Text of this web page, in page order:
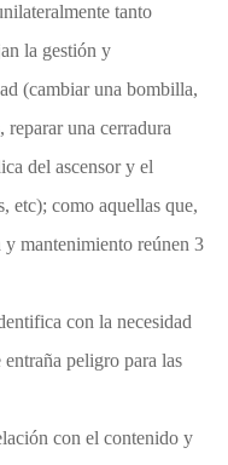
tanto
la gestión y
(cambiar una bombilla,
reparar una cerradura
del ascensor y el
etc); como aquellas que,
y mantenimiento reúnen 3
con la necesidad
peligro para las
con el contenido y